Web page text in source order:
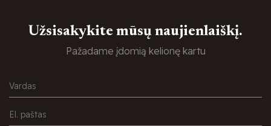
Užsisakykite mūsų naujienlaiškį.
Pažadame įdomią kelionę kartu